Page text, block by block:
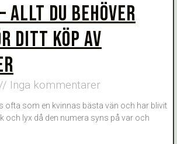
ALLT DU BEHÖVER
DITT KÖP AV
Inga kommentarer
ofta som en kvinnas bästa vän och har blivit
och lyx då den numera syns på var och